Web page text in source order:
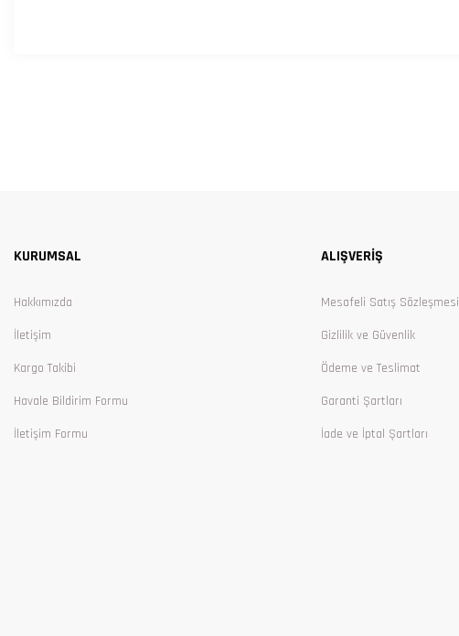
KURUMSAL
Hakkımızda
İletişim
Kargo Takibi
Havale Bildirim Formu
İletişim Formu
ALIŞVERİŞ
Mesafeli Satış Sözleşmesi
Gizlilik ve Güvenlik
Ödeme ve Teslimat
Garanti Şartları
İade ve İptal Şartları